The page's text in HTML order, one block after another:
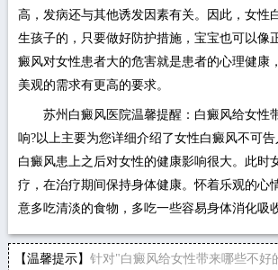
高，发病还与其他诱发因素有关。因此，女性
生孩子的，只要做好防护措施，宝宝也可以像
癜风对女性患者大的危害就是患者的心理健康
美观的需求有更高的要求。
苏州白癜风医院温馨提醒：白癜风给女性
响?以上主要为您详细介绍了女性白癜风不可告
白癜风患上之后对女性的健康影响很大。此时
疗，在治疗期间保持身体健康。怀着乐观的心
意多吃清淡的食物，多吃一些容易身体消化吸
【温馨提示】 针对"白癜风给女性带来哪些不好